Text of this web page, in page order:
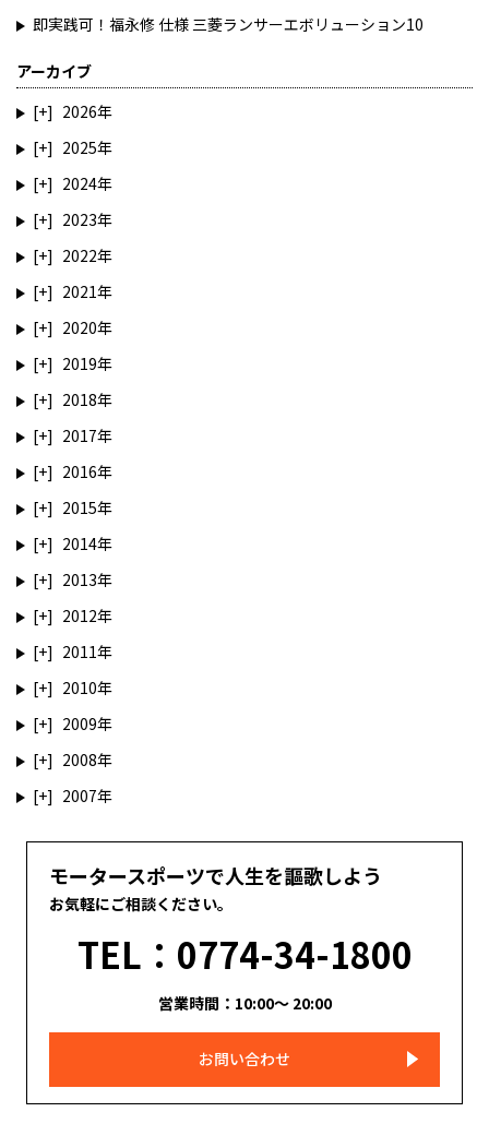
即実践可！福永修 仕様 三菱ランサーエボリューション10
アーカイブ
2026
2025
2024
2023
2022
2021
2020
2019
2018
2017
2016
2015
2014
2013
2012
2011
2010
2009
2008
2007
モータースポーツで人生を謳歌しよう
お気軽にご相談ください。
TEL：0774-34-1800
営業時間：10:00～ 20:00
お問い合わせ